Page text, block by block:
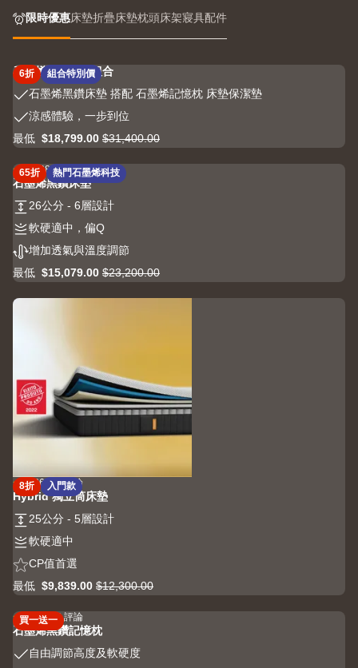
限時優惠床墊折疊床墊枕頭床架寢具配件
6折 組合特別價
石墨烯黑鑽床墊組合
石
烯
黑
床
墊
搭
配
石
墨
烯
記
憶
潔
墊
石墨烯黑鑽床墊 搭配 石墨烯記憶枕 床墊保潔墊
涼
感
體
驗，
一
到
位
涼感體驗，一步到位
最低
Price
$18,799.00
$18,799.00
原
價
$31,400.00
$31,400.00
65折 熱門石墨烯科技
4.3
out
of
5
686
評
4.3686 評論
石墨烯黑鑽床墊
26
公
分
-
6
層
設
26公分 - 6層設計
軟
硬
適
中，
軟硬適中，偏Q
增
加
透
氣
節
增加透氣與溫度調節
最低
Price
$15,079.00
$15,079.00
原
價
$23,200.00
8折 入門款
4.2
out
of
5
6443
評
4.26443 評論
Hybrid 獨立筒床墊
25
公
分
-
5
層
設
計
25公分 - 5層設計
軟
硬
適
中
軟硬適中
CP
值
首
選
CP值首選
最低
Price
$9,839.00
$9,839.00
原
價
$12,300.00
$12,300.00
買一送一
4.3
out
of
4.32666 評論
石墨烯黑鑽記憶枕
自
自由調節高度及軟硬度